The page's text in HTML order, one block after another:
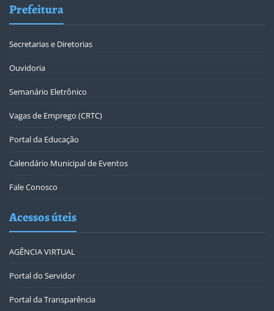
Prefeitura
Secretarias e Diretorias
Ouvidoria
Semanário Eletrônico
Vagas de Emprego (CRTC)
Portal da Educação
Calendário Municipal de Eventos
Fale Conosco
Acessos úteis
AGÊNCIA VIRTUAL
Portal do Servidor
Portal da Transparência